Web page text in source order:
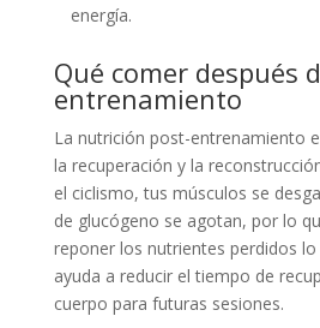
energía.
Qué comer después
entrenamiento
La nutrición post-entrenamiento
la recuperación y la
el ciclismo, tus músculos se
de glucógeno se agotan, por lo
reponer los nutrientes perdidos
ayuda a reducir el tiempo de
cuerpo para futuras sesiones.